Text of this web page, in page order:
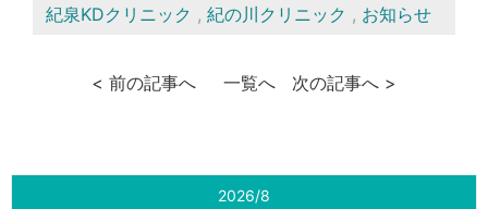
紀泉KDクリニック , 紀の川クリニック , お知らせ
< 前の記事へ 一覧へ 次の記事へ >
2026/8